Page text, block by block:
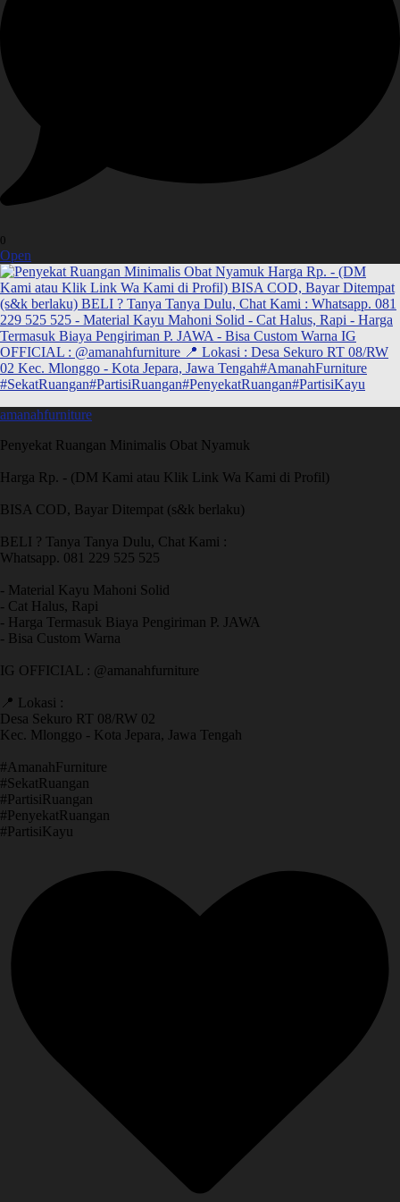
0
Open
amanahfurniture
Penyekat Ruangan Minimalis Obat Nyamuk
Harga Rp. - (DM Kami atau Klik Link Wa Kami di Profil)
BISA COD, Bayar Ditempat (s&k berlaku)
BELI ? Tanya Tanya Dulu, Chat Kami :
Whatsapp. 081 229 525 525
- Material Kayu Mahoni Solid
- Cat Halus, Rapi
- Harga Termasuk Biaya Pengiriman P. JAWA
- Bisa Custom Warna
IG OFFICIAL : @amanahfurniture
📍 Lokasi :
Desa Sekuro RT 08/RW 02
Kec. Mlonggo - Kota Jepara, Jawa Tengah
​#AmanahFurniture
​#SekatRuangan
​#PartisiRuangan
​#PenyekatRuangan
​#PartisiKayu